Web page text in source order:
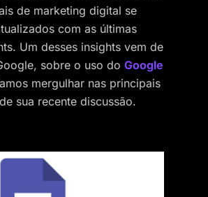
de marketing digital se
com as últimas
Um desses insights vem de
sobre o uso do Google
mergulhar nas principais
sua recente discussão.